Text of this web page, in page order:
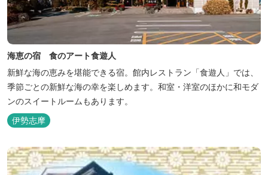
海恵の宿 食のアート食遊人
新鮮な海の恵みを堪能できる宿。館内レストラン「食遊人」では、
季節ごとの新鮮な海の幸を楽しめます。和室・洋室のほかに和モダ
ンのスイートルームもあります。
伊勢志摩